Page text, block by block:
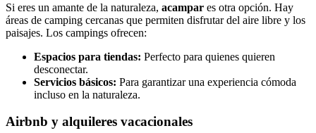
Si eres un amante de la naturaleza, acampar es otra opción. Hay
áreas de camping cercanas que permiten disfrutar del aire libre y los
paisajes. Los campings ofrecen:
Espacios para tiendas: Perfecto para quienes quieren
desconectar.
Servicios básicos: Para garantizar una experiencia cómoda
incluso en la naturaleza.
Airbnb y alquileres vacacionales